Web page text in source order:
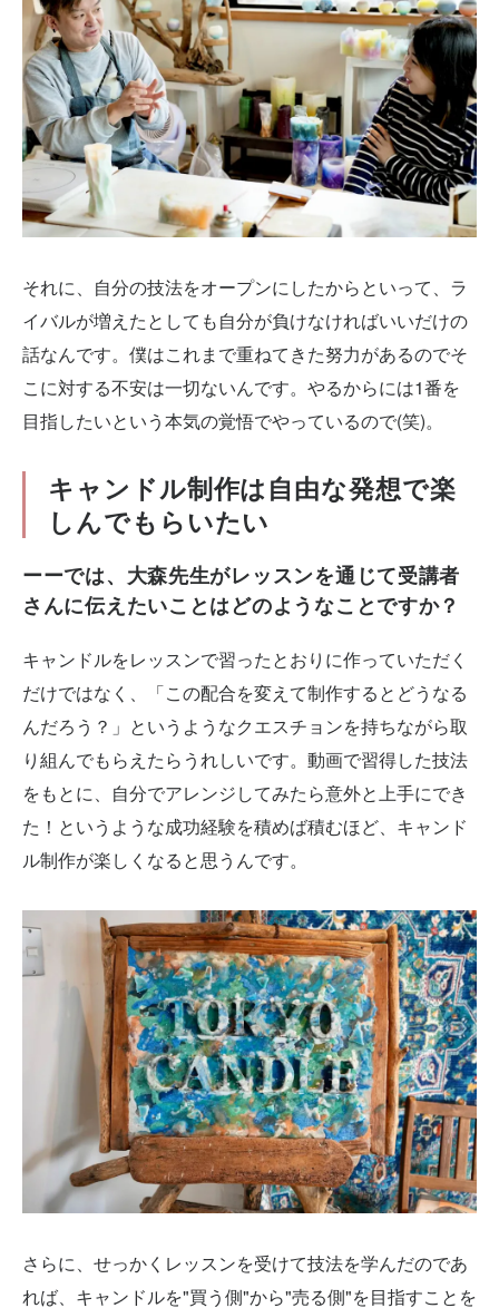
それに、自分の技法をオープンにしたからといって、ラ
イバルが増えたとしても自分が負けなければいいだけの
話なんです。僕はこれまで重ねてきた努力があるのでそ
こに対する不安は一切ないんです。やるからには1番を
目指したいという本気の覚悟でやっているので(笑)。
キャンドル制作は自由な発想で楽
しんでもらいたい
ーーでは、大森先生がレッスンを通じて受講者
さんに伝えたいことはどのようなことですか？
キャンドルをレッスンで習ったとおりに作っていただく
だけではなく、「この配合を変えて制作するとどうなる
んだろう？」というようなクエスチョンを持ちながら取
り組んでもらえたらうれしいです。動画で習得した技法
をもとに、自分でアレンジしてみたら意外と上手にでき
た！というような成功経験を積めば積むほど、キャンド
ル制作が楽しくなると思うんです。
さらに、せっかくレッスンを受けて技法を学んだのであ
れば、キャンドルを"買う側"から"売る側"を目指すことを